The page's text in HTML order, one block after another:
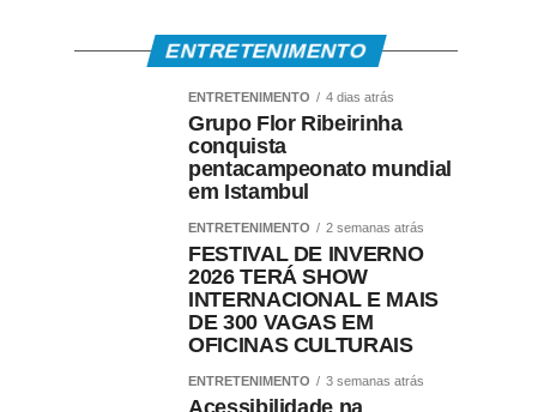
ENTRETENIMENTO
ENTRETENIMENTO 4 dias atrás
Grupo Flor Ribeirinha
conquista
pentacampeonato mundial
em Istambul
ENTRETENIMENTO 2 semanas atrás
FESTIVAL DE INVERNO
2026 TERÁ SHOW
INTERNACIONAL E MAIS
DE 300 VAGAS EM
OFICINAS CULTURAIS
ENTRETENIMENTO 3 semanas atrás
Acessibilidade na